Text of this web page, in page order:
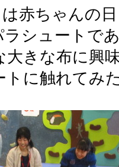
赤ちゃんの
シュートで
きな布に興
トに触れてみ